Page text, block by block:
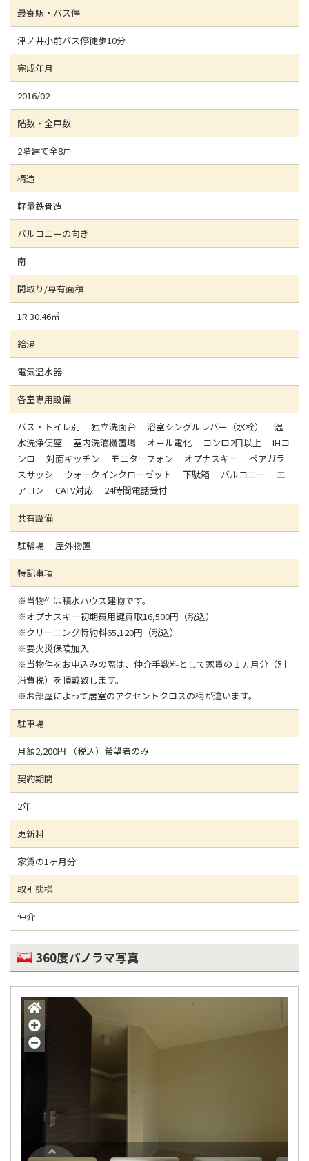
最寄駅・バス停
津ノ井小前バス停徒歩10分
完成年月
2016/02
階数・全戸数
2階建て全8戸
構造
軽量鉄骨造
バルコニーの向き
南
間取り/専有面積
1R 30.46㎡
給湯
電気温水器
各室専用設備
バス・トイレ別 独立洗面台 浴室シングルレバー（水栓） 温
水洗浄便座 室内洗濯機置場 オール電化 コンロ2口以上 IHコ
ンロ 対面キッチン モニターフォン オプナスキー ペアガラ
スサッシ ウォークインクローゼット 下駄箱 バルコニー エ
アコン CATV対応 24時間電話受付
共有設備
駐輪場 屋外物置
特記事項
※当物件は積水ハウス建物です。
※オプナスキー初期費用鍵買取16,500円（税込）
※クリーニング特約料65,120円（税込）
※要火災保険加入
※当物件をお申込みの際は、仲介手数料として家賃の１ヵ月分（別
消費税）を頂戴致します。
※お部屋によって居室のアクセントクロスの柄が違います。
駐車場
月額2,200円 （税込）希望者のみ
契約期間
2年
更新料
家賃の1ヶ月分
取引態様
仲介
360度パノラマ写真